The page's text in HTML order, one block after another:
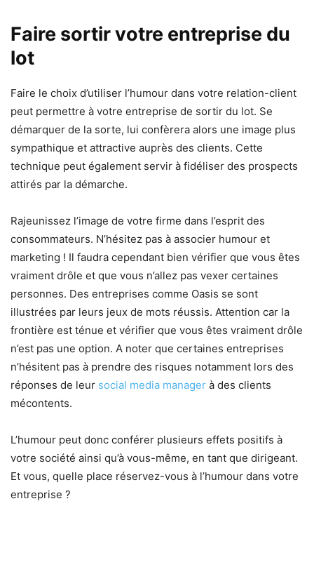
Faire sortir votre entreprise du
lot
Faire le choix d’utiliser l’humour dans votre relation-client
peut permettre à votre entreprise de sortir du lot. Se
démarquer de la sorte, lui confèrera alors une image plus
sympathique et attractive auprès des clients. Cette
technique peut également servir à fidéliser des prospects
attirés par la démarche.
Rajeunissez l’image de votre firme dans l’esprit des
consommateurs. N’hésitez pas à associer humour et
marketing ! Il faudra cependant bien vérifier que vous êtes
vraiment drôle et que vous n’allez pas vexer certaines
personnes. Des entreprises comme Oasis se sont
illustrées par leurs jeux de mots réussis. Attention car la
frontière est ténue et vérifier que vous êtes vraiment drôle
n’est pas une option. A noter que certaines entreprises
n’hésitent pas à prendre des risques notamment lors des
réponses de leur social media manager à des clients
mécontents.
L’humour peut donc conférer plusieurs effets positifs à
votre société ainsi qu’à vous-même, en tant que dirigeant.
Et vous, quelle place réservez-vous à l’humour dans votre
entreprise ?